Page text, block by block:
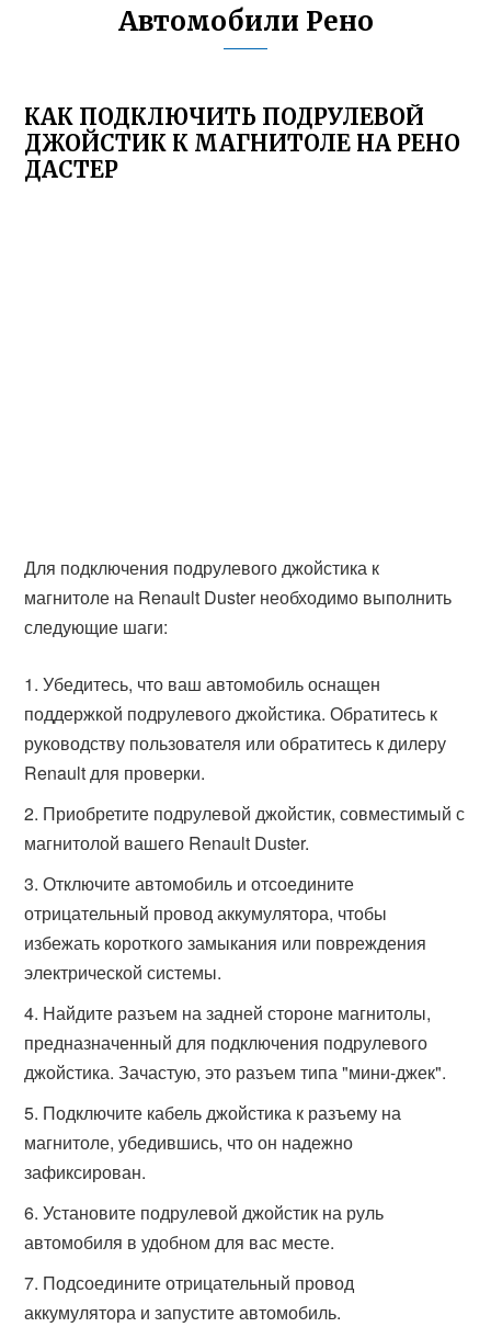
Автомобили Рено
КАК ПОДКЛЮЧИТЬ ПОДРУЛЕВОЙ
ДЖОЙСТИК К МАГНИТОЛЕ НА РЕНО
ДАСТЕР
Для подключения подрулевого джойстика к
магнитоле на Renault Duster необходимо выполнить
следующие шаги:
Убедитесь, что ваш автомобиль оснащен
поддержкой подрулевого джойстика. Обратитесь к
руководству пользователя или обратитесь к дилеру
Renault для проверки.
Приобретите подрулевой джойстик, совместимый с
магнитолой вашего Renault Duster.
Отключите автомобиль и отсоедините
отрицательный провод аккумулятора, чтобы
избежать короткого замыкания или повреждения
электрической системы.
Найдите разъем на задней стороне магнитолы,
предназначенный для подключения подрулевого
джойстика. Зачастую, это разъем типа "мини-джек".
Подключите кабель джойстика к разъему на
магнитоле, убедившись, что он надежно
зафиксирован.
Установите подрулевой джойстик на руль
автомобиля в удобном для вас месте.
Подсоедините отрицательный провод
аккумулятора и запустите автомобиль.